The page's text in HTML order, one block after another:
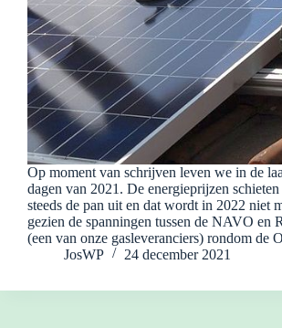
Op moment van schrijven leven we in de
dagen van 2021. De energieprijzen
steeds de pan uit en dat wordt in 2022 niet
gezien de spanningen tussen de NAVO en
(een van onze gasleveranciers) rondom de
JosWP
24 december 2021